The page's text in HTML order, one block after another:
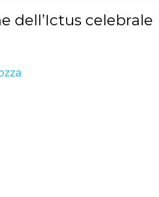
dell’Ictus celebrale